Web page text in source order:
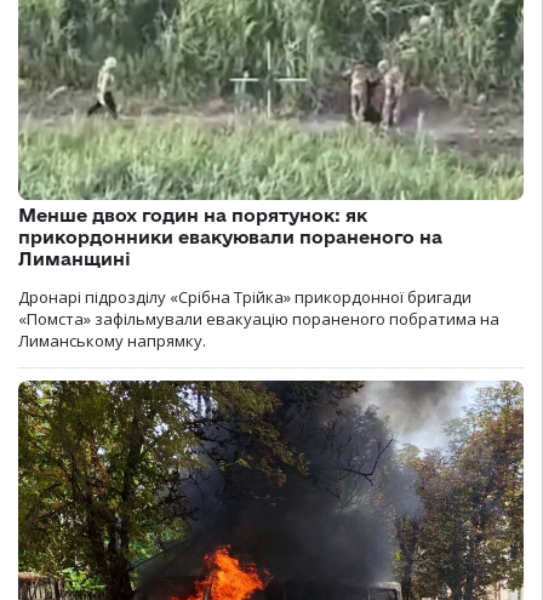
Менше двох годин на порятунок: як
прикордонники евакуювали пораненого на
Лиманщині
Дронарі підрозділу «Срібна Трійка» прикордонної бригади
«Помста» зафільмували евакуацію пораненого побратима на
Лиманському напрямку.